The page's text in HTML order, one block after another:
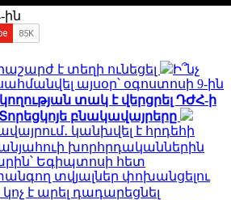
ին
է տեղի ունեցել
Ի՞նչ
այսօր՝ օգոստոսի 9-ին
տակ է վերցրել ԴԺՀ-ի
բնակավայրերը
կանխվել է հրդեհի
խորհրդականներին
Եգիպտոսի հետ
տվյալներ փոխանցելու
է արել դադարեցնել